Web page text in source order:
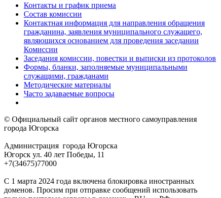
Контакты и график приема
Состав комиссии
Контактная информация для направления обращения
гражданина, заявления муниципального служащего,
являющихся основанием для проведения заседании
Комиссии
Заседания комиссии, повестки и выписки из протоколов
Формы, бланки, заполняемые муниципальными
служащими, гражданами
Методические материалы
Часто задаваемые вопросы
© Официальный сайт органов местного самоуправления
города Югорска
Администрация города Югорска
Югорск ул. 40 лет Победы, 11
+7(34675)77000
С 1 марта 2024 года включена блокировка иностранных
доменов. Просим при отправке сообщений использовать